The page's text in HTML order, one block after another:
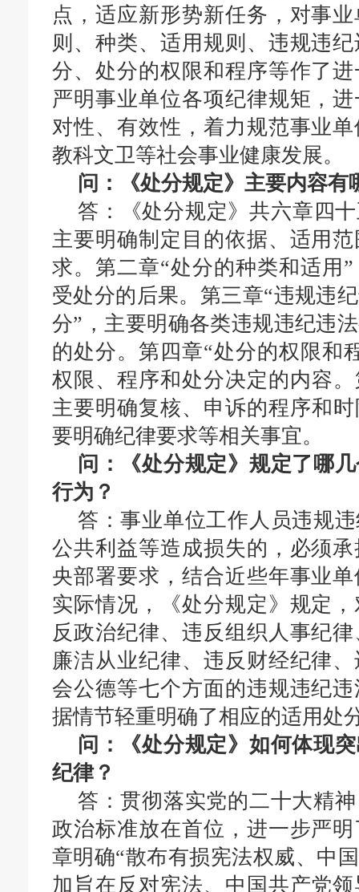
点，适应新形势新任务，对事
则、种类、适用规则、违规违
分、处分的权限和程序等作了
严明事业单位各项纪律规矩，
对性、有效性，着力规范事业
教科文卫等社会事业健康发展。
问：《处分规定》主要内容有
答：
《处分规定》共六章 四
主要明确制定目的依据、适用
求。 第二章“处分的种类和适用 ”
受处分的后果。第三章“违规违纪
分”，主要明确各类违规违纪违
的处分。 第 四章“处分的权限和
权限、程序和处分决定的内容。
主要明确复核、申诉的程序和
要明确纪律要求等相关事宜。
问：《处分规定》规定了哪
行为？
答：事业单位工作人员违规
公共利益等造成损失的，必须
央部署要求，结合近些年事业
实际情况，《处分规定》规定
反政治纪律、违反组织人事纪
廉洁从业纪律、违反财经纪律
会公德等七个方面的违规违纪
据情节轻重明确了相应的适用处
问：《处分规定》如何体现
纪律？
答：贯彻落实党的二十大精
政治标准放在首位，进一步严
章明确“散布有损宪法权威、中
加旨在反对宪法、中国共产党